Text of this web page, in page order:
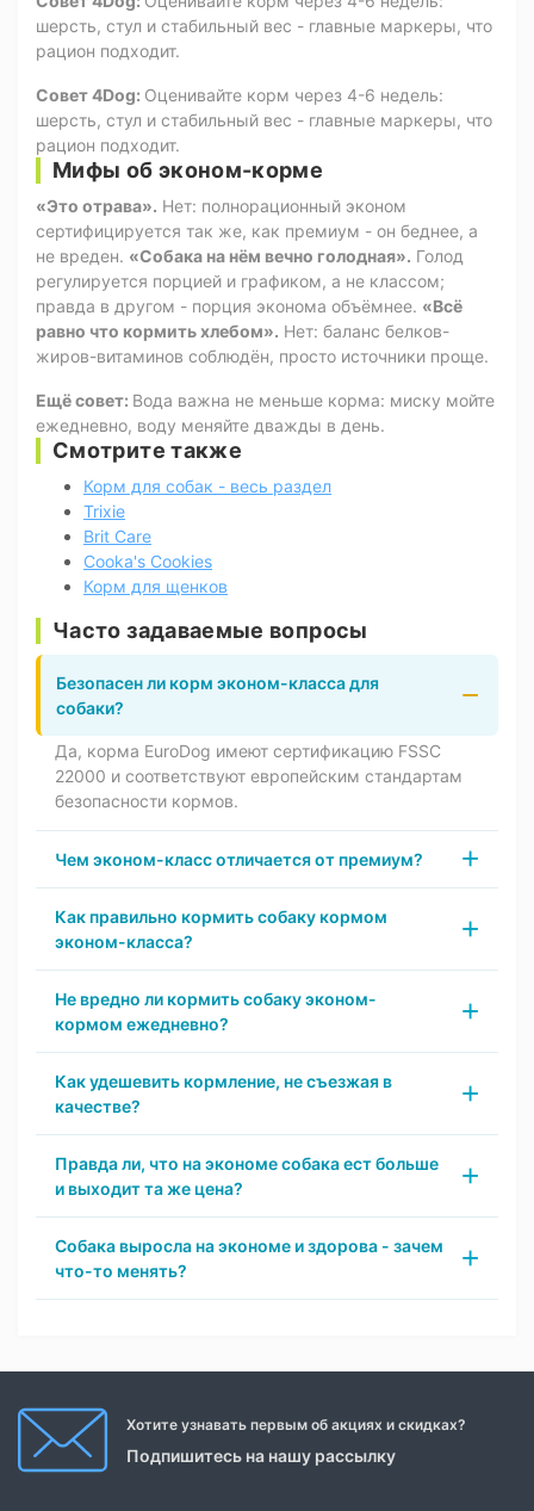
шерсть, стул и стабильный вес - главные маркеры, что
рацион подходит.
Совет 4Dog: Оценивайте корм через 4-6 недель:
шерсть, стул и стабильный вес - главные маркеры, что
рацион подходит.
Мифы об эконом-корме
«Это отрава». Нет: полнорационный эконом
сертифицируется так же, как премиум - он беднее, а
не вреден. «Собака на нём вечно голодная». Голод
регулируется порцией и графиком, а не классом;
правда в другом - порция эконома объёмнее. «Всё
равно что кормить хлебом». Нет: баланс белков-
жиров-витаминов соблюдён, просто источники проще.
Ещё совет: Вода важна не меньше корма: миску мойте
ежедневно, воду меняйте дважды в день.
Смотрите также
Корм для собак - весь раздел
Trixie
Brit Care
Cooka's Cookies
Корм для щенков
Часто задаваемые вопросы
Безопасен ли корм эконом-класса для
собаки?
Да, корма EuroDog имеют сертификацию FSSC
22000 и соответствуют европейским стандартам
безопасности кормов.
Чем эконом-класс отличается от премиум?
Как правильно кормить собаку кормом
эконом-класса?
Не вредно ли кормить собаку эконом-
кормом ежедневно?
Как удешевить кормление, не съезжая в
качестве?
Правда ли, что на экономе собака ест больше
и выходит та же цена?
Собака выросла на экономе и здорова - зачем
что-то менять?
Хотите узнавать первым об акциях и скидках?
Подпишитесь на нашу рассылку